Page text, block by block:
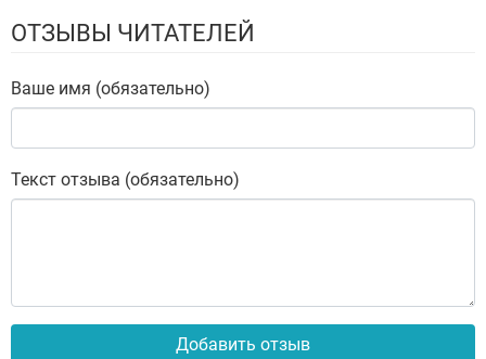
ОТЗЫВЫ ЧИТАТЕЛЕЙ
Ваше имя (обязательно)
Текст отзыва (обязательно)
Добавить отзыв